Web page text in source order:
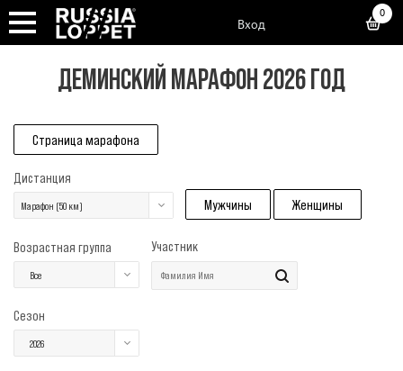
Вход
0
ДЕМИНСКИЙ МАРАФОН 2026 ГОД
Страница марафона
Дистанция
Марафон (50 км) Мужчины Женщины
Возрастная группа
Все
Участник
Сезон
2026